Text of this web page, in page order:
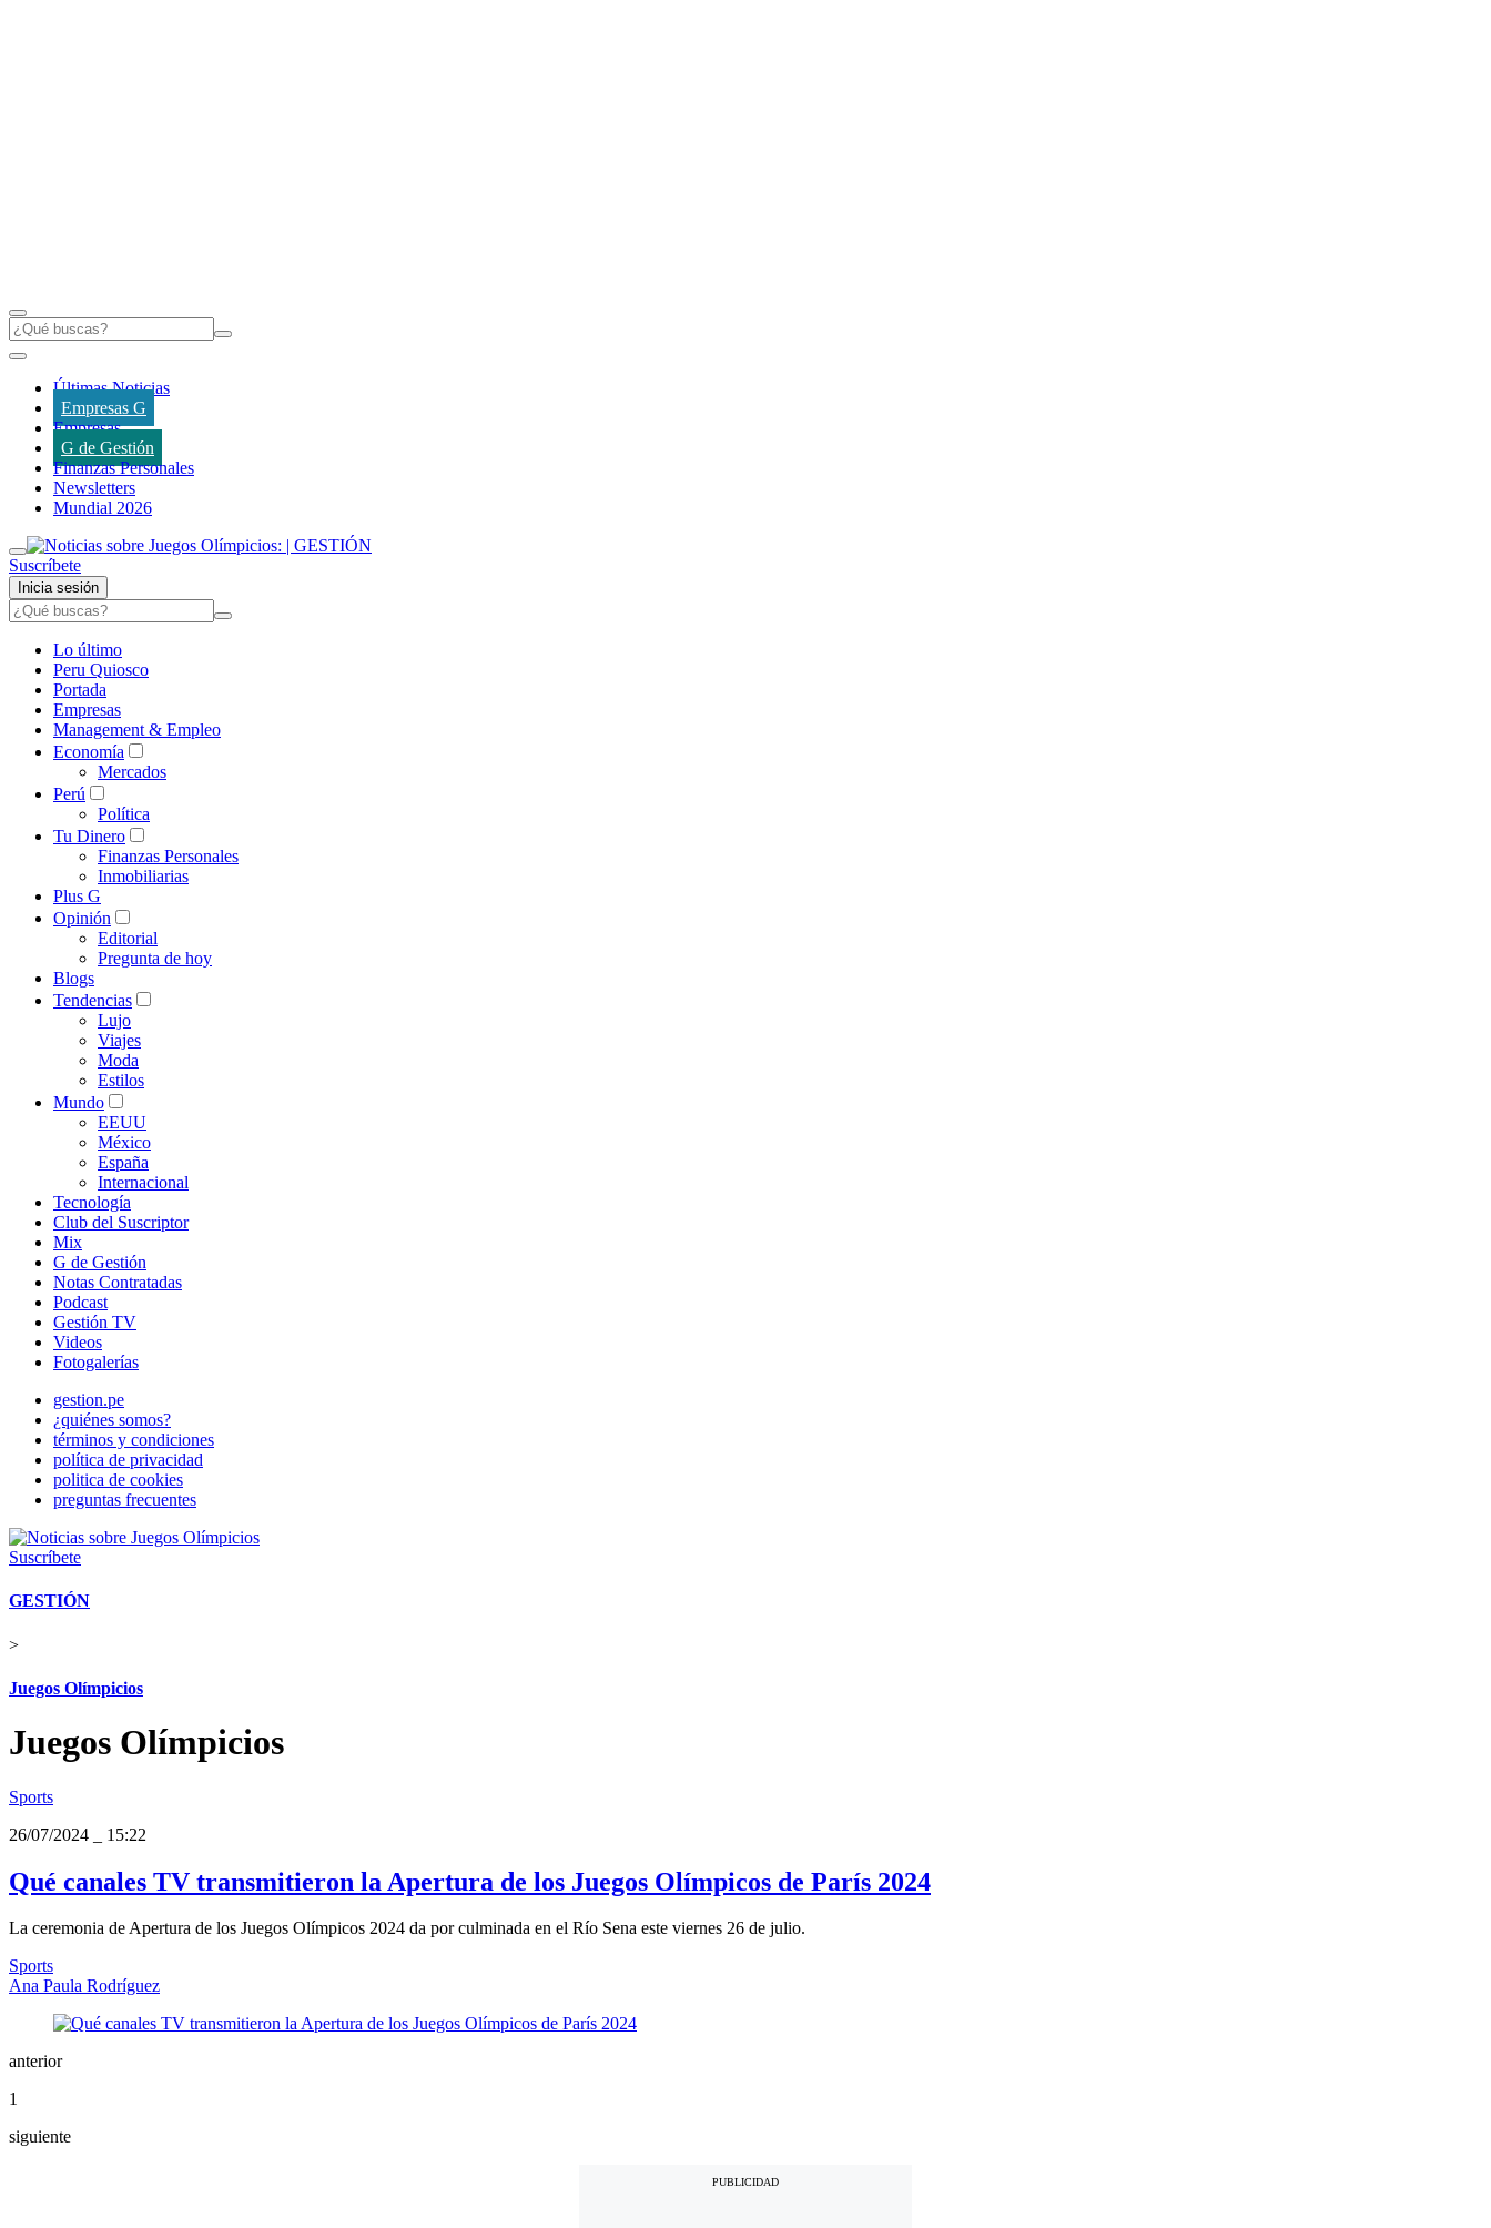
Últimas Noticias
Empresas G
Empresas
G de Gestión
Finanzas Personales
Newsletters
Mundial 2026
Suscríbete
Inicia sesión
Lo último
Peru Quiosco
Portada
Empresas
Management & Empleo
Economía
Mercados
Perú
Política
Tu Dinero
Finanzas Personales
Inmobiliarias
Plus G
Opinión
Editorial
Pregunta de hoy
Blogs
Tendencias
Lujo
Viajes
Moda
Estilos
Mundo
EEUU
México
España
Internacional
Tecnología
Club del Suscriptor
Mix
G de Gestión
Notas Contratadas
Podcast
Gestión TV
Videos
Fotogalerías
gestion.pe
¿quiénes somos?
términos y condiciones
política de privacidad
politica de cookies
preguntas frecuentes
Suscríbete
GESTIÓN
>
Juegos Olímpicios
Juegos Olímpicios
Sports
26/07/2024
15:22
Qué canales TV transmitieron la Apertura de los Juegos Olímpicos de París 2024
La ceremonia de Apertura de los Juegos Olímpicos 2024 da por culminada en el Río Sena este viernes 26 de julio.
Sports
Ana Paula Rodríguez
anterior
1
siguiente